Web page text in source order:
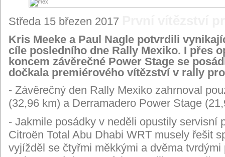
Středa 15 březen 2017
Kris Meeke a Paul Nagle potvrdili
cíle posledního dne Rally Mexiko. I přes
koncem závěrečné Power Stage se
dočkala premiérového vítězství v rally
- Závěrečný den Rally Mexiko zahrnoval
(32,96 km) a Derramadero Power Stage
- Jakmile posádky v neděli opustily servisní
Citroën Total Abu Dhabi WRT musely řešit
vyjížděl se čtyřmi měkkými a dvěma